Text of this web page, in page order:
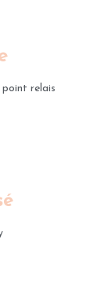
relais